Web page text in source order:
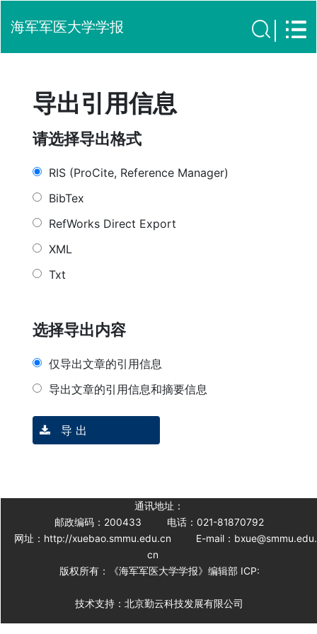
海军军医大学学报
导出引用信息
请选择导出格式
RIS (ProCite, Reference Manager)
BibTex
RefWorks Direct Export
XML
Txt
选择导出内容
仅导出文章的引用信息
导出文章的引用信息和摘要信息
导 出
通讯地址：
邮政编码：200433
电话：021-81870792
网址：http://xuebao.smmu.edu.cn
E-mail：bxue@smmu.edu.
cn
版权所有：《海军军医大学学报》编辑部 ICP:
技术支持：北京勤云科技发展有限公司